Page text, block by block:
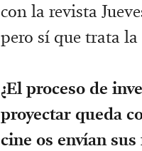
con la revista
pero sí que trata la
¿El proceso de
proyectar queda
cine os envían